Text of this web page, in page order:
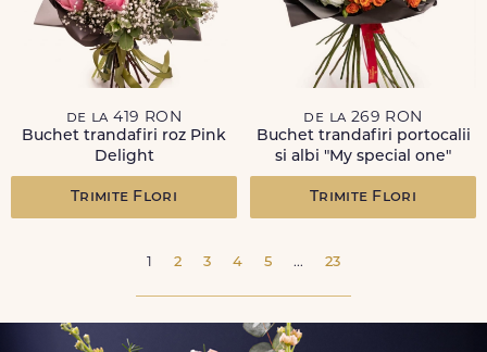
de la 419 RON
Buchet trandafiri roz Pink
Delight
Trimite Flori
de la 269 RON
Buchet trandafiri portocalii
si albi "My special one"
Trimite Flori
1 2 3 4 5 ... 23